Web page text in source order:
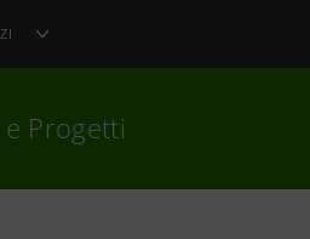
e Progetti